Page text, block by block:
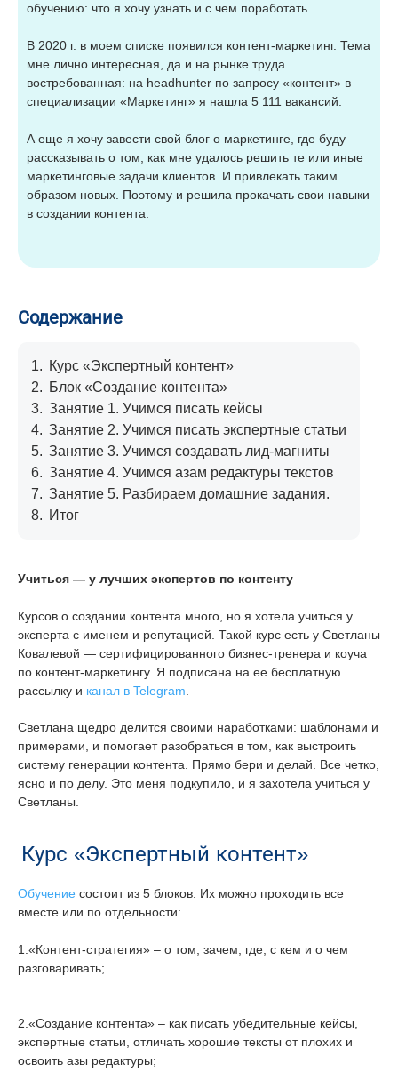
обучению: что я хочу узнать и с чем поработать.
В 2020 г. в моем списке появился контент-маркетинг. Тема
мне лично интересная, да и на рынке труда
востребованная: на headhunter по запросу «контент» в
специализации «Маркетинг» я нашла 5 111 вакансий.
А еще я хочу завести свой блог о маркетинге, где буду
рассказывать о том, как мне удалось решить те или иные
маркетинговые задачи клиентов. И привлекать таким
образом новых. Поэтому и решила прокачать свои навыки
в создании контента.
Содержание
1. Курс «Экспертный контент»
2. Блок «Создание контента»
3. Занятие 1. Учимся писать кейсы
4. Занятие 2. Учимся писать экспертные статьи
5. Занятие 3. Учимся создавать лид-магниты
6. Занятие 4. Учимся азам редактуры текстов
7. Занятие 5. Разбираем домашние задания.
8. Итог
Учиться — у лучших экспертов по контенту
Курсов о создании контента много, но я хотела учиться у
эксперта с именем и репутацией. Такой курс есть у Светланы
Ковалевой — сертифицированного бизнес-тренера и коуча
по контент-маркетингу. Я подписана на ее бесплатную
рассылку и канал в Telegram.
Светлана щедро делится своими наработками: шаблонами и
примерами, и помогает разобраться в том, как выстроить
систему генерации контента. Прямо бери и делай. Все четко,
ясно и по делу. Это меня подкупило, и я захотела учиться у
Светланы.
Курс «Экспертный контент»
Обучение состоит из 5 блоков. Их можно проходить все
вместе или по отдельности:
1.«Контент-стратегия» – о том, зачем, где, с кем и о чем
разговаривать;
2.«Создание контента» – как писать убедительные кейсы,
экспертные статьи, отличать хорошие тексты от плохих и
освоить азы редактуры;